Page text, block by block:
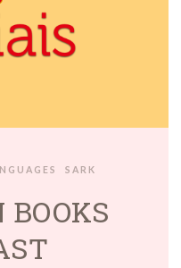
SARK